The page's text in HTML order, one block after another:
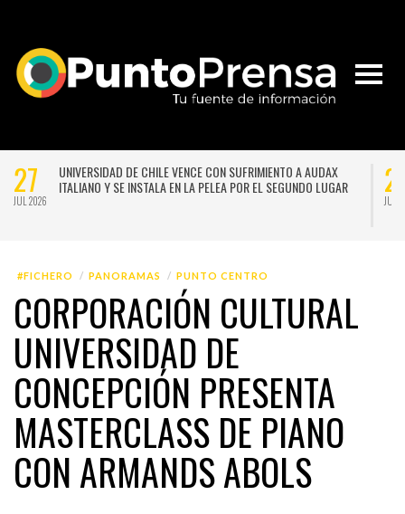
27
JUL 2026
UNIVERSIDAD DE CHILE VENCE CON SUFRIMIENTO A AUDAX
ITALIANO Y SE INSTALA EN LA PELEA POR EL SEGUNDO LUGAR
JUL
#FICHERO PANORAMAS PUNTO CENTRO
CORPORACIÓN CULTURAL
UNIVERSIDAD DE
CONCEPCIÓN PRESENTA
MASTERCLASS DE PIANO
CON ARMANDS ABOLS